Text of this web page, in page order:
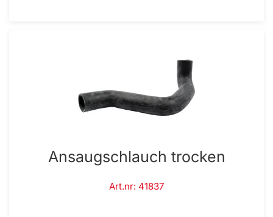
Ansaugschlauch trocken
Art.nr: 41837